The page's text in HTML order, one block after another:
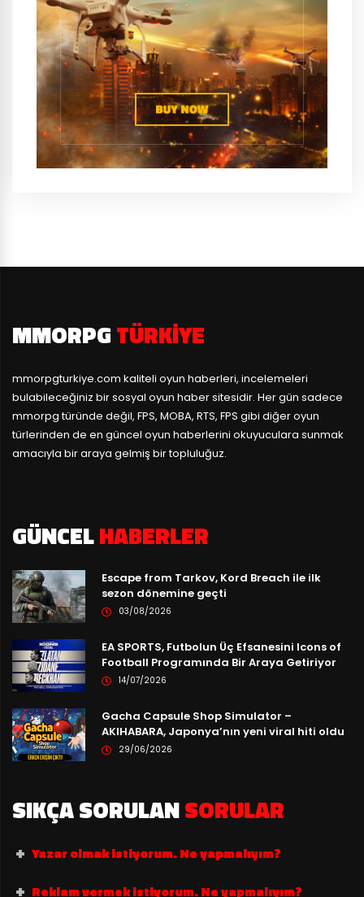
MMORPGTÜRKIYE
mmorpgturkiye.com kaliteli oyun haberleri, incelemeleri
bulabileceğiniz bir sosyal oyun haber sitesidir. Her gün sadece
mmorpg türünde değil, FPS, MOBA, RTS, FPS gibi diğer oyun
türlerinden de en güncel oyun haberlerini okuyuculara sunmak
amacıyla bir araya gelmiş bir topluluğuz.
GÜNCELHABERLER
Escape from Tarkov, Kord Breach ile ilk
sezon dönemine geçti
03/08/2026
EA SPORTS, Futbolun Üç Efsanesini Icons of
Football Programında Bir Araya Getiriyor
14/07/2026
Gacha Capsule Shop Simulator –
AKIHABARA, Japonya’nın yeni viral hiti oldu
29/06/2026
SIKÇA SORULANSORULAR
Yazar olmak istiyorum. Ne yapmalıyım?
Reklam vermek istiyorum. Ne yapmalıyım?